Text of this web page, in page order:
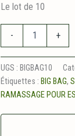
Le lot de 10
-
bag
1m3
d'occasion
x
+
UGS : BIGBAG10
Étiquettes : BIG BAG,
RAMASSAGE POUR